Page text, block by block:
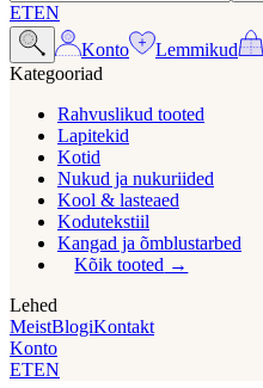
ETEN
Konto
Lemmikud
Kategooriad
Rahvuslikud tooted
Lapitekid
Kotid
Nukud ja nukuriided
Kool & lasteaed
Kodutekstiil
Kangad ja õmblustarbed
Kõik tooted
Lehed
MeistBlogiKontakt
Konto
ETEN